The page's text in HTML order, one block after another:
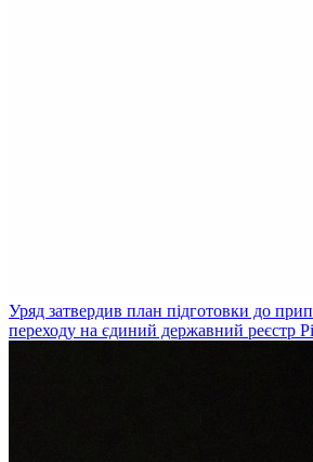
Уряд затвердив план підготовки до
переходу на єдиний державний реєстр